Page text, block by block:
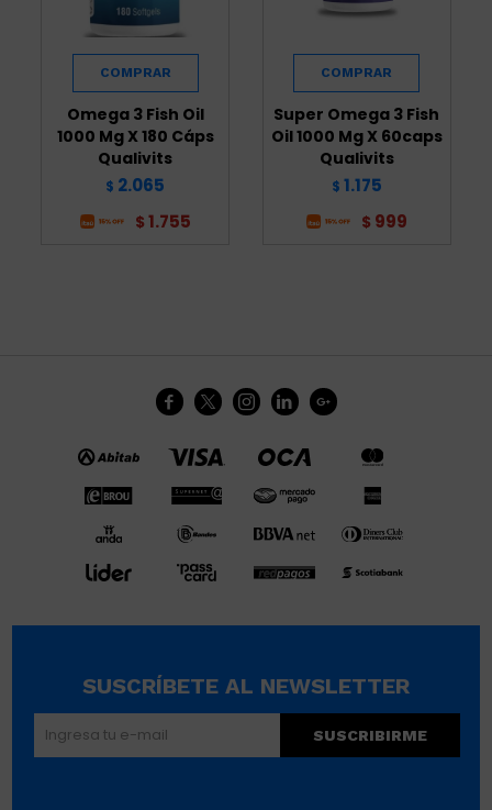
Omega 3 Fish Oil
1000 Mg X 180 Cáps
Qualivits
$ 2.065
$ 1.755
Super Omega 3 Fish
Oil 1000 Mg X 60caps
Qualivits
$ 1.175
$ 999
    
SUSCRÍBETE AL NEWSLETTER
SUSCRIBIRME